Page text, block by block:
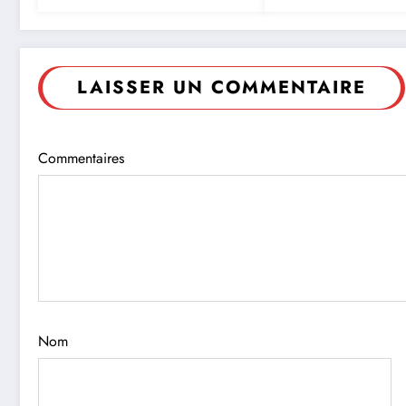
LAISSER UN COMMENTAIRE
Commentaires
Nom